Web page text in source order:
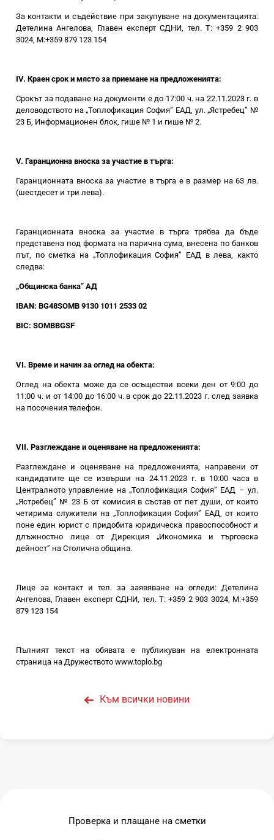
За контакти и съдействие при закупуване на документацията:
Детелина Ангелова, Главен експерт СДНИ, тел. T: +359 2 903
3024, М:+359 879 123 154
IV. Краен срок и място за приемане на предложенията:
Срокът за подаване на документи е до 17:00 ч. на 22.11.2023 г. в
деловодството на „Топлофикация София” ЕАД, ул. „Ястребец” №
23 Б, Информационен блок, гише № 1 и гише № 2.
V. Гаранционна вноска за участие в търга:
Гаранционната вноска за участие в търга е в размер на 63 лв.
(шестдесет и три лева).
Гаранционната вноска за участие в търга трябва да бъде
представена под формата на парична сума, внесена по банков
път, по сметка на „Топлофикация София” ЕАД в лева, както
следва:
„Общинска банка” АД
IBAN: BG48SOMB 9130 1011 2533 02
BIC: SOMBBGSF
VI. Време и начин за оглед на обекта:
Оглед на обекта може да се осъществи всеки ден от 9:00 до
11:00 ч. и от 14:00 до 16:00 ч. в срок до 22.11.2023 г. след заявка
на посочения телефон.
VII. Разглеждане и оценяване на предложенията:
Разглеждане и оценяване на предложенията, направени от
кандидатите ще се извърши на 24.11.2023 г. в 10:00 часа в
Централното управление на „Топлофикация София” ЕАД – ул.
„Ястребец” № 23 Б от комисия в състав от пет души, от които
четирима служители на „Топлофикация София” ЕАД, от които
поне един юрист с придобита юридическа правоспособност и
длъжностно лице от Дирекция „Икономика и търговска
дейност” на Столична община.
Лице за контакт и тел. за заявяване на огледи: Детелина
Ангелова, Главен експерт СДНИ, тел. T: +359 2 903 3024, М:+359
879 123 154
Пълният текст на обявата е публикуван на електронната
страница на Дружеството www.toplo.bg
Към всички новини
Проверка и плащане на сметки